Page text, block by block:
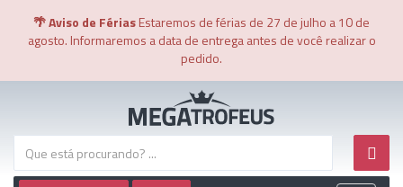
🌴 Aviso de FériasEstaremos de férias de 27 de julho a 10 de
agosto. Informaremos a data de entrega antes de você realizar o
pedido.